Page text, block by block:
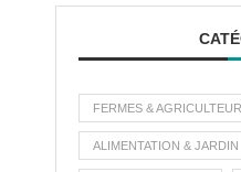
FERMES &
ALIMENTATION & JARDIN